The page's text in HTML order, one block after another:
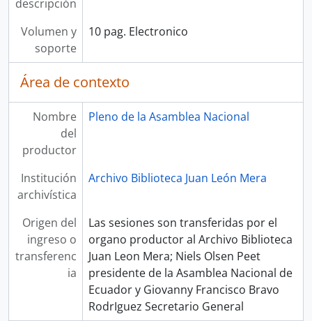
descripción
Volumen y
soporte
10 pag. Electronico
Área de contexto
Nombre
del
productor
Pleno de la Asamblea Nacional
Institución
archivística
Archivo Biblioteca Juan León Mera
Origen del
ingreso o
transferenc
ia
Las sesiones son transferidas por el
organo productor al Archivo Biblioteca
Juan Leon Mera; Niels Olsen Peet
presidente de la Asamblea Nacional de
Ecuador y Giovanny Francisco Bravo
RodrIguez Secretario General